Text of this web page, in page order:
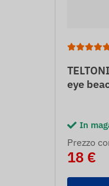
eye
In
Prezzo
18 €